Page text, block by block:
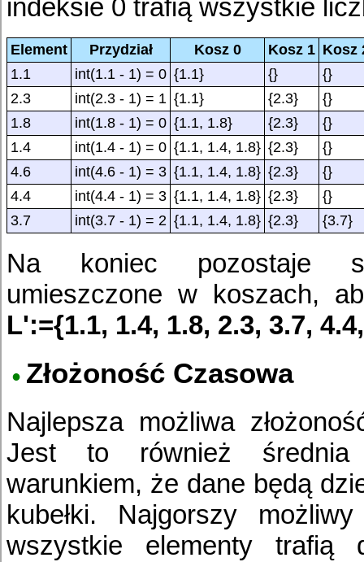
indeksie 0 trafią wszystkie
Element Przydział Kosz 0 Kosz 1 Kosz
1.1
int(1.1 - 1) = 0 {1.1} {}
{}
2.3
int(2.3 - 1) = 1 {1.1} {2.3}
{}
1.8
int(1.8 - 1) = 0 {1.1, 1.8} {2.3}
{}
1.4
int(1.4 - 1) = 0 {1.1, 1.4, 1.8} {2.3}
{}
4.6
int(4.6 - 1) = 3 {1.1, 1.4, 1.8} {2.3}
{}
4.4
int(4.4 - 1) = 3 {1.1, 1.4, 1.8} {2.3}
{}
3.7
int(3.7 - 1) = 2 {1.1, 1.4, 1.8} {2.3} {3.7}
Na koniec pozostaje
umieszczone w koszach,
L':={1.1, 1.4, 1.8, 2.3, 3.7,
Złożoność Czasowa
Najlepsza możliwa
Jest to również średnia
warunkiem, że dane będą
kubełki. Najgorszy
wszystkie elementy trafią